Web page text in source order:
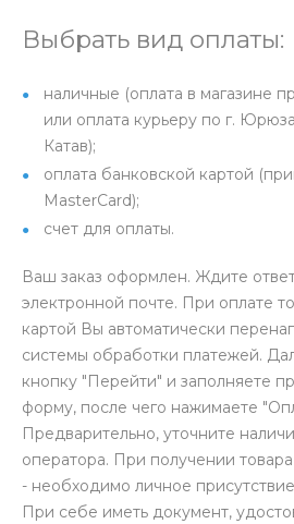
Выбрать вид оплаты:
наличные (оплата в магазине
или оплата курьеру по г.
Катав);
оплата банковской картой
MasterCard);
счет для оплаты.
Ваш заказ оформлен. Ждите
электронной почте. При оплате
картой Вы автоматически
системы обработки платежей.
кнопку "Перейти" и заполняете
форму, после чего нажимаете
Предварительно, уточните
оператора. При получении
- необходимо личное
При себе иметь документ,